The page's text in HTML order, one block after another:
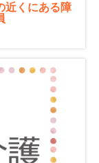
近くにある障